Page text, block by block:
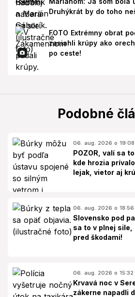
Druhýkrát by do toho
FOTO Extrémny obrat
zasiahli krúpy ako
po ceste!
Podobné
06. aug. 2026 o 19:08
POZOR, valí sa
kde hrozia
lejak, vietor aj
06. aug. 2026 o 18:56
Slovensko pod
sa to v plnej sile,
pred škodami!
06. aug. 2026 o 15:32
Krvavá noc v
zákerne napadli